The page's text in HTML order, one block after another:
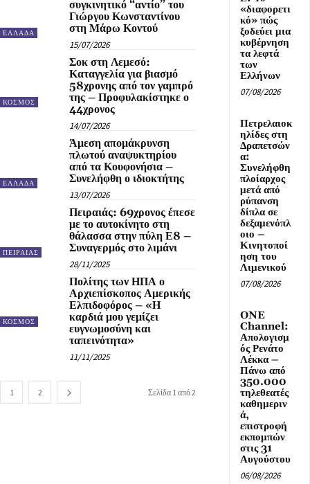
ΕΛΛΑΔΑ
συγκινητικό “αντίο” του
Γιώργου Κωνσταντίνου
στη Μάρω Κοντού
15/07/2026
ΚΟΣΜΟΣ
Σοκ στη Λεμεσό:
Καταγγελία για βιασμό
58χρονης από τον γαμπρό
της – Προφυλακίστηκε ο
44χρονος
14/07/2026
ΕΛΛΑΔΑ
Άμεση απομάκρυνση
πλωτού αναψυκτηρίου
από τα Κουφονήσια –
Συνελήφθη ο ιδιοκτήτης
13/07/2026
ΠΕΙΡΑΙΑΣ
Πειραιάς: 69χρονος έπεσε
με το αυτοκίνητο στη
θάλασσα στην πύλη Ε8 –
Συναγερμός στο λιμάνι
28/11/2025
ΚΟΣΜΟΣ
Πολίτης των ΗΠΑ ο
Αρχιεπίσκοπος Αμερικής
Ελπιδοφόρος – «Η
καρδιά μου γεμίζει
ευγνωμοσύνη και
ταπεινότητα»
11/11/2025
1 2 Σελίδα 1 από 2
«διαφορετι
κό» πώς
ξοδεύει μια
κυβέρνηση
τα λεφτά
των
Ελλήνων
07/08/2026
Πετρελαιοκ
ηλίδες στη
Δραπετσών
α:
Συνελήφθη
πλοίαρχος
μετά από
ρύπανση
δίπλα σε
δεξαμενόπλ
οιο –
Κινητοποί
ηση του
Λιμενικού
07/08/2026
ONE
Channel:
Απολογισμ
ός Ρενάτο
Λέκκα –
Πάνω από
350.000
τηλεθεατές
καθημεριν
ά,
επιστροφή
εκπομπών
στις 31
Αυγούστου
06/08/2026